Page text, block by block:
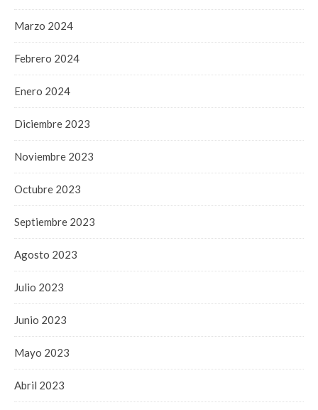
Marzo 2024
Febrero 2024
Enero 2024
Diciembre 2023
Noviembre 2023
Octubre 2023
Septiembre 2023
Agosto 2023
Julio 2023
Junio 2023
Mayo 2023
Abril 2023